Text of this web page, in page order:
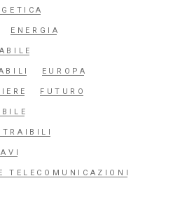
ENERGIA
EUROPA
FUTURO
TELECOMUNICAZIONI